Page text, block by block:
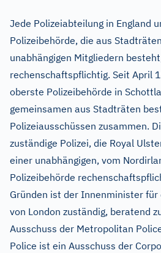
Jede Polizeiabteilung in England
Polizeibehörde, die aus
unabhängigen Mitgliedern
rechenschaftspflichtig. Seit April
oberste Polizeibehörde in
gemeinsamen aus Stadträten
Polizeiausschüssen zusammen.
zuständige Polizei, die Royal
einer unabhängigen, vom
Polizeibehörde
Gründen ist der Innenminister
von London zuständig, beratend
Ausschuss der Metropolitan
Police ist ein Ausschuss der